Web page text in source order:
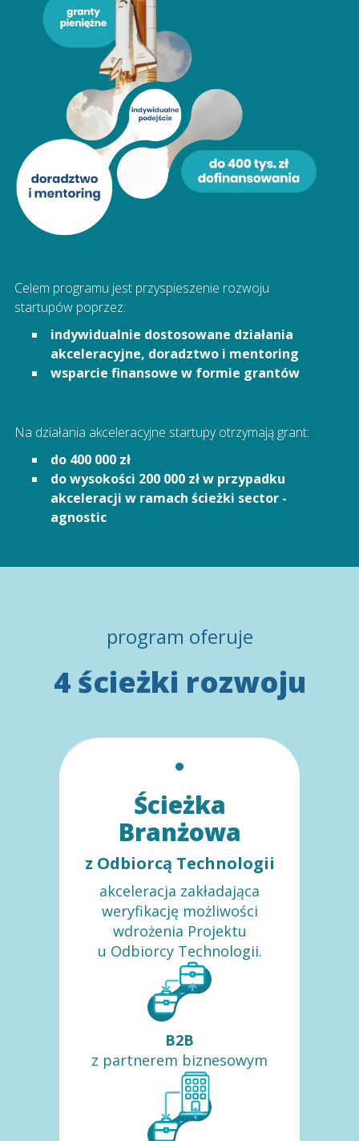
Celem programu jest przyspieszenie rozwoju
startupów poprzez:
indywidualnie dostosowane działania
akceleracyjne, doradztwo i mentoring
wsparcie finansowe w formie grantów
Na działania akceleracyjne startupy otrzymają grant:
do 400 000 zł
do wysokości 200 000 zł w przypadku
akceleracji w ramach ścieżki sector -
agnostic
program oferuje
4 ścieżki rozwoju
Ścieżka
Branżowa
z Odbiorcą Technologii
akceleracja zakładająca
weryfikację możliwości
wdrożenia Projektu
u Odbiorcy Technologii.
B2B
z partnerem biznesowym